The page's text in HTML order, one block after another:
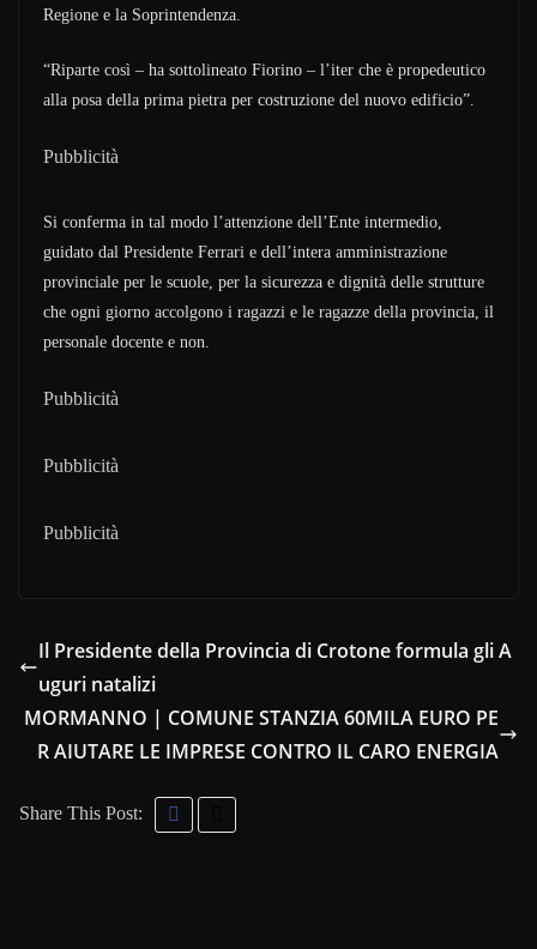
Regione e la Soprintendenza.
“Riparte così – ha sottolineato Fiorino – l’iter che è propedeutico
alla posa della prima pietra per costruzione del nuovo edificio”.
Pubblicità
Si conferma in tal modo l’attenzione dell’Ente intermedio,
guidato dal Presidente Ferrari e dell’intera amministrazione
provinciale per le scuole, per la sicurezza e dignità delle strutture
che ogni giorno accolgono i ragazzi e le ragazze della provincia, il
personale docente e non.
Pubblicità
Pubblicità
Pubblicità
Il Presidente della Provincia di Crotone formula gli A
uguri natalizi
MORMANNO | COMUNE STANZIA 60MILA EURO PE
R AIUTARE LE IMPRESE CONTRO IL CARO ENERGIA
Share This Post: